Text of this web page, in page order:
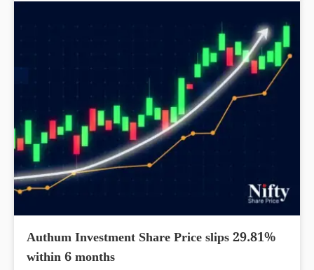
Authum Investment Share Price slips 29.81%
within 6 months